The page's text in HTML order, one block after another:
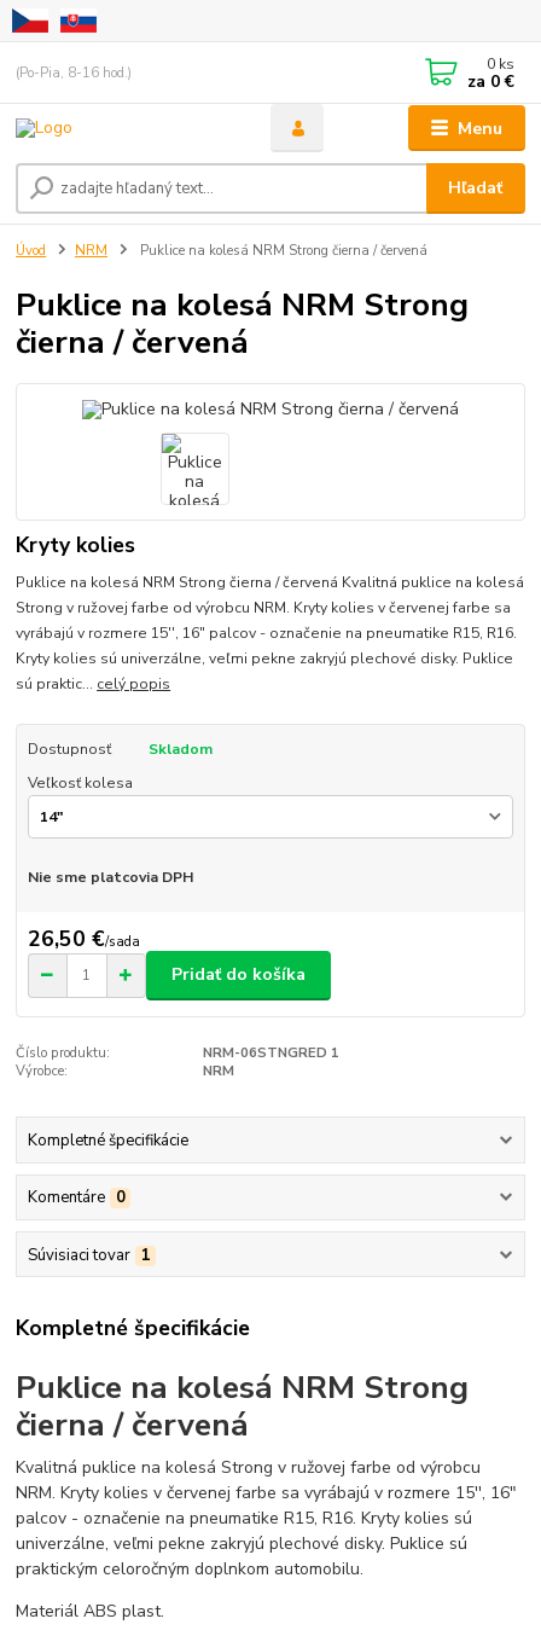
Menu
Hľadať
(Po-Pia, 8-16 hod.) 0 ks
za 0 €
Úvod NRM Puklice na kolesá NRM Strong čierna / červená
Puklice na kolesá NRM Strong
čierna / červená
Kryty kolies
Puklice na kolesá NRM Strong čierna / červená Kvalitná puklice na kolesá
Strong v ružovej farbe od výrobcu NRM. Kryty kolies v červenej farbe sa
vyrábajú v rozmere 15'', 16" palcov - označenie na pneumatike R15, R16.
Kryty kolies sú univerzálne, veľmi pekne zakryjú plechové disky. Puklice
sú praktic... celý popis
Dostupnosť
Skladom
Veľkosť kolesa
Nie sme platcovia DPH
26,50 €/sada
Pridať do košíka
Číslo produktu:
NRM-06STNGRED 1
Výrobce:
NRM
Kompletné špecifikácie
Komentáre 0
Súvisiaci tovar 1
Kompletné špecifikácie
Puklice na kolesá NRM Strong
čierna / červená
Kvalitná puklice na kolesá Strong v ružovej farbe od výrobcu
NRM. Kryty kolies v červenej farbe sa vyrábajú v rozmere 15'', 16"
palcov - označenie na pneumatike R15, R16. Kryty kolies sú
univerzálne, veľmi pekne zakryjú plechové disky. Puklice sú
praktickým celoročným doplnkom automobilu.
Materiál ABS plast.